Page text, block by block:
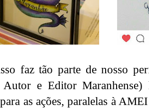
faz tão parte de nosso
e Editor Maranhense)
as ações, paralelas à